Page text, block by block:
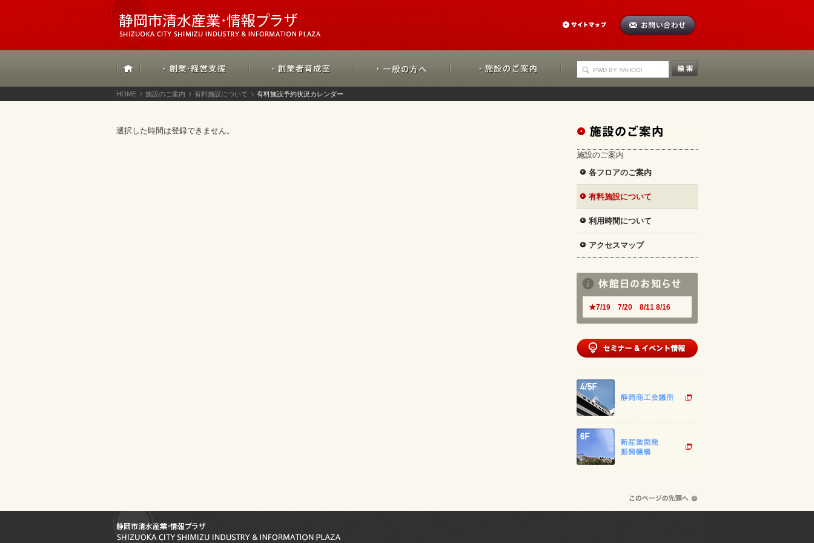
HOME 施設のご案内 有料施設について 有料施設予約状況カレンダー
選択した時間は登録できません。
施設のご案内
各フロアのご案内
有料施設について
利用時間について
アクセスマップ
★7/19 7/20 8/11 8/16